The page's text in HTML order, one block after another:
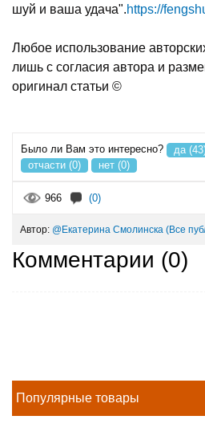
шуй и ваша удача".https://
Любое использование
лишь с согласия автора и
оригинал статьи ©
Было ли Вам это интересно?
да
отчасти (0)
нет (0)
966 (0)
Автор: @Екатерина Смолинска (Все
Комментарии (0)
Популярные товары